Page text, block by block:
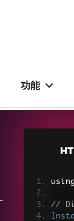
功能
//